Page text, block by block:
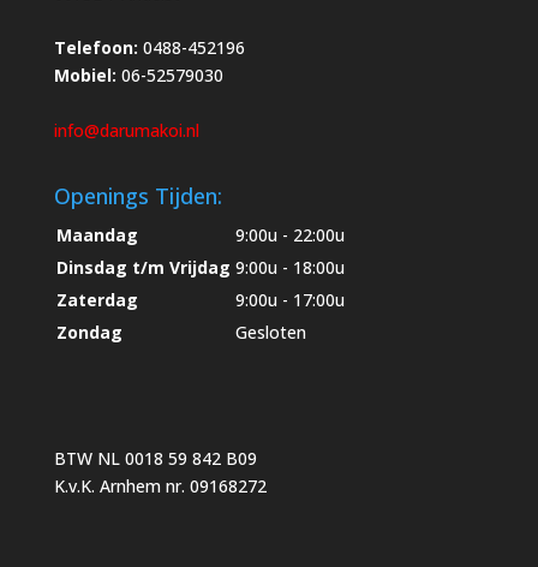
Telefoon: 0488-452196
Mobiel: 06-52579030
info@darumakoi.nl
Openings Tijden:
Maandag
9:00u - 22:00u
Dinsdag t/m Vrijdag 9:00u - 18:00u
Zaterdag
9:00u - 17:00u
Zondag
Gesloten
BTW NL 0018 59 842 B09
K.v.K. Arnhem nr. 09168272